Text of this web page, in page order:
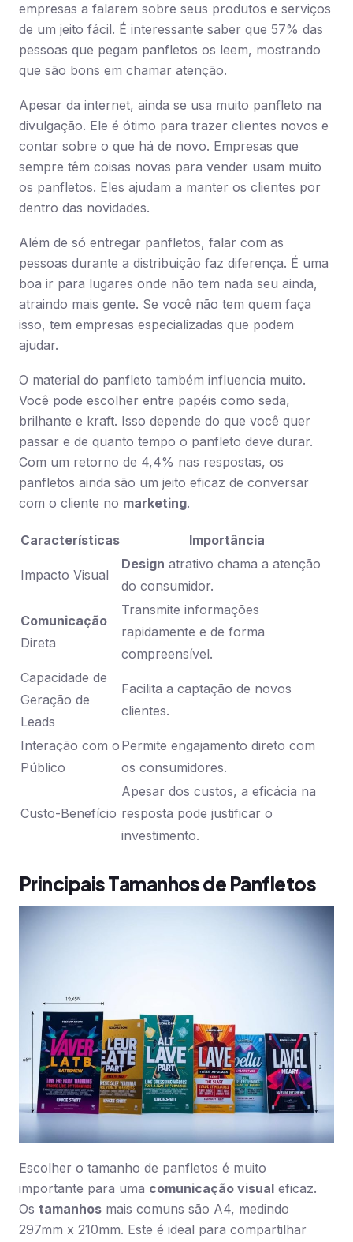
empresas a falarem sobre seus produtos e serviços
de um jeito fácil. É interessante saber que 57% das
pessoas que pegam panfletos os leem, mostrando
que são bons em chamar atenção.
Apesar da internet, ainda se usa muito panfleto na
divulgação. Ele é ótimo para trazer clientes novos e
contar sobre o que há de novo. Empresas que
sempre têm coisas novas para vender usam muito
os panfletos. Eles ajudam a manter os clientes por
dentro das novidades.
Além de só entregar panfletos, falar com as
pessoas durante a distribuição faz diferença. É uma
boa ir para lugares onde não tem nada seu ainda,
atraindo mais gente. Se você não tem quem faça
isso, tem empresas especializadas que podem
ajudar.
O material do panfleto também influencia muito.
Você pode escolher entre papéis como seda,
brilhante e kraft. Isso depende do que você quer
passar e de quanto tempo o panfleto deve durar.
Com um retorno de 4,4% nas respostas, os
panfletos ainda são um jeito eficaz de conversar
com o cliente no marketing.
Características Importância
Impacto Visual
Design atrativo chama a atenção
do consumidor.
Comunicação
Direta
Transmite informações
rapidamente e de forma
compreensível.
Capacidade de
Geração de
Leads
Facilita a captação de novos
clientes.
Interação com o
Público
Permite engajamento direto com
os consumidores.
Custo-Benefício
Apesar dos custos, a eficácia na
resposta pode justificar o
investimento.
Principais Tamanhos de Panfletos
Escolher o tamanho de panfletos é muito
importante para uma comunicação visual eficaz.
Os tamanhos mais comuns são A4, medindo
297mm x 210mm. Este é ideal para compartilhar